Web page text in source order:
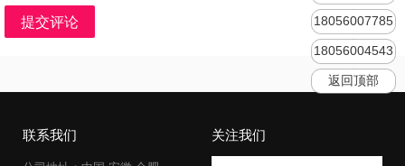
提交评论
联系我们 关注我们
18056007785
18056004543
返回顶部